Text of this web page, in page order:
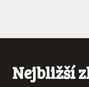
Nejbližší